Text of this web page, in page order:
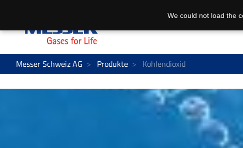
Messer Schweiz AG Produkte Kohlendioxid
We could not load the